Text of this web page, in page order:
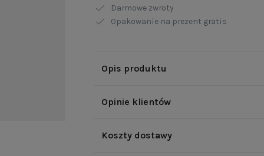
Darmowe zwroty
Opakowanie na prezent gratis
Opis produktu
Opinie klientów
Koszty dostawy